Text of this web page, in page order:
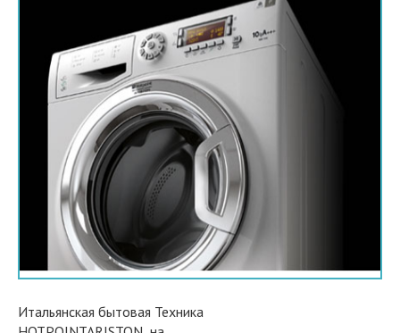
Итальянская бытовая Техника